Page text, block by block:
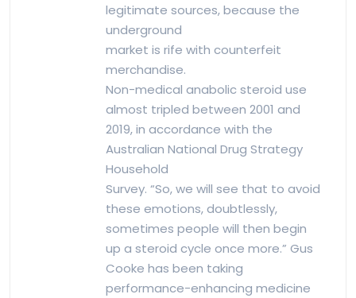
legitimate sources, because the
underground
market is rife with counterfeit
merchandise.
Non-medical anabolic steroid use
almost tripled between 2001 and
2019, in accordance with the
Australian National Drug Strategy
Household
Survey. “So, we will see that to avoid
these emotions, doubtlessly,
sometimes people will then begin
up a steroid cycle once more.” Gus
Cooke has been taking
performance-enhancing medicine